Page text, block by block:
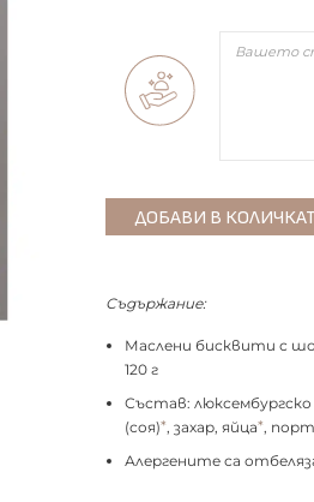
Съдържание:
Маслени бисквити с
120 г
Състав:
(соя)*, захар, яйца*,
Алергените са